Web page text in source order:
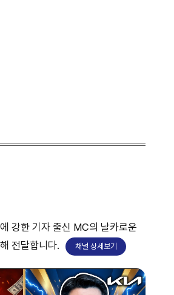
강한 기자 출신 MC의 날카로운
전달합니다.
채널 상세보기